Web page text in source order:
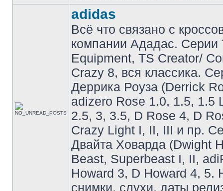
adidas
Всё что связано с
компании Ададас. Серии
Equipment, TS Creator/
Crazy 8, вся классика.
Деррика Роуза (Derrick
adizero Rose 1.0, 1.5, 1.5
2.5, 3, 3.5, D Rose 4, D
Crazy Light I, II, III и пр.
Двайта Ховарда (Dwight
Beast, Superbeast I, II,
Howard 3, D Howard 4, 5.
снимки, слухи, даты